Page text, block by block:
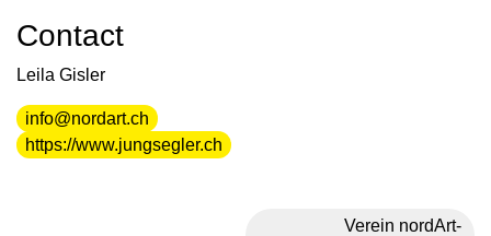
Contact
Leila Gisler
info@nordart.ch
https://www.jungsegler.ch
Verein nordArt-